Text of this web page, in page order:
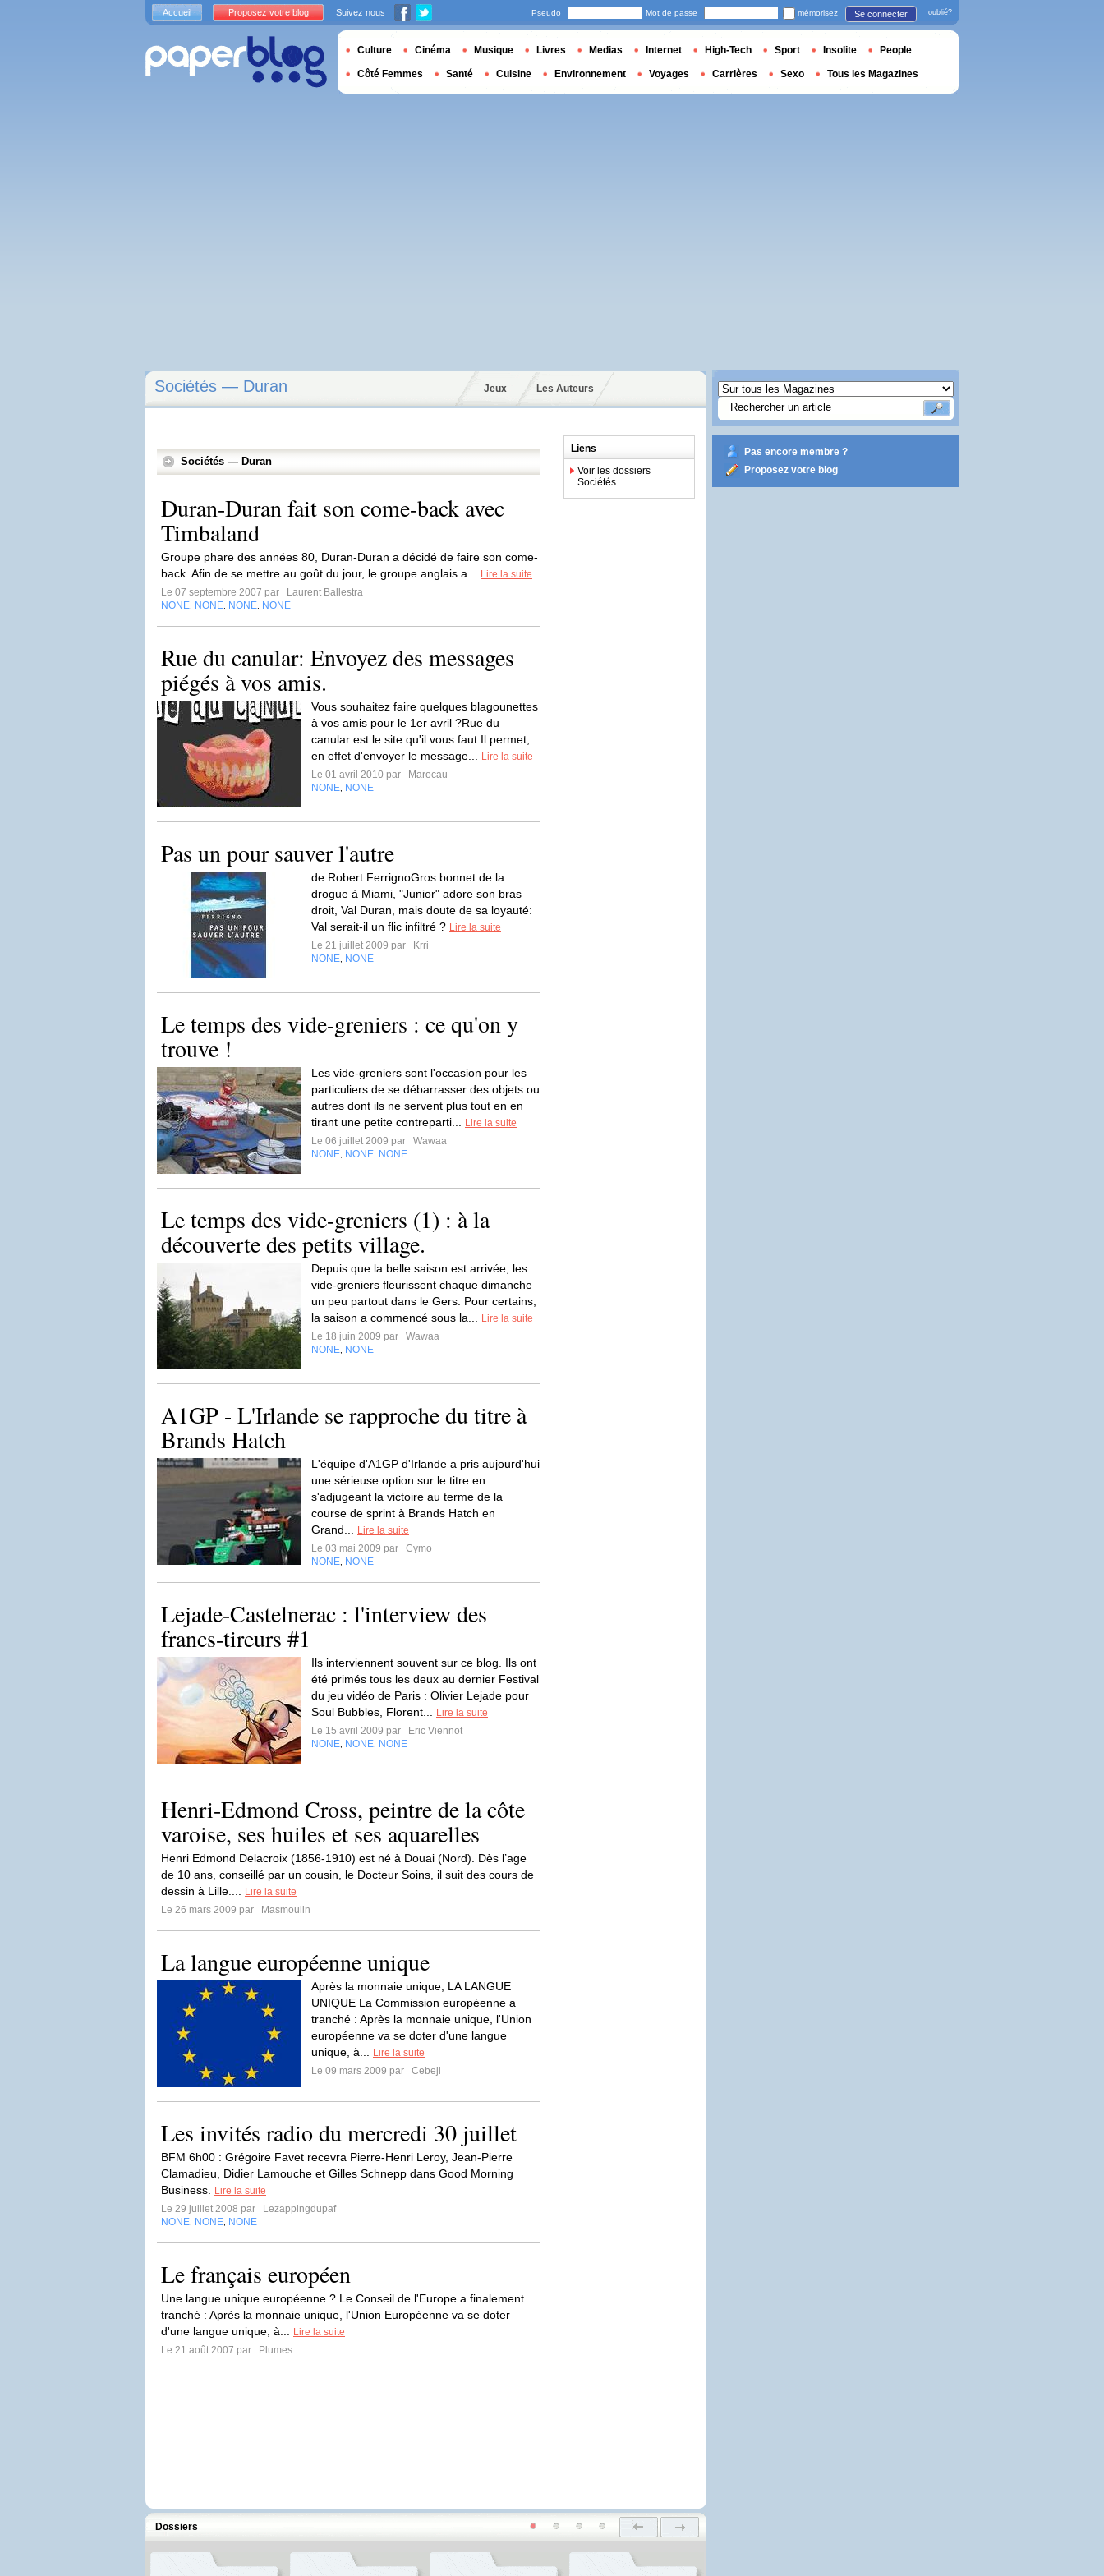
Sociétés — Duran Jeux Les Auteurs
Sociétés — Duran
Duran-Duran fait son come-back avec
Timbaland
Groupe phare des années 80, Duran-Duran a décidé de faire son come-
back. Afin de se mettre au goût du jour, le groupe anglais a...
Lire la suite
Le 07 septembre 2007 par
Laurent Ballestra
NONE NONE NONE NONE
Rue du canular: Envoyez des messages
piégés à vos amis.
Vous souhaitez faire quelques blagounettes
à vos amis pour le 1er avril ?Rue du
canular est le site qu'il vous faut.Il permet,
en effet d'envoyer le message...
Lire la suite
Le 01 avril 2010 par
Marocau
NONE NONE
Pas un pour sauver l'autre
de Robert FerrignoGros bonnet de la
drogue à Miami, "Junior" adore son bras
droit, Val Duran, mais doute de sa loyauté:
Val serait-il un flic infiltré ? Lire la suite
Le 21 juillet 2009 par
Krri
NONE NONE
Le temps des vide-greniers : ce qu'on y
trouve !
Les vide-greniers sont l'occasion pour les
particuliers de se débarrasser des objets ou
autres dont ils ne servent plus tout en en
tirant une petite contreparti...
Lire la suite
Le 06 juillet 2009 par
Wawaa
NONE NONE NONE
Le temps des vide-greniers (1) : à la
découverte des petits village.
Depuis que la belle saison est arrivée, les
vide-greniers fleurissent chaque dimanche
un peu partout dans le Gers. Pour certains,
la saison a commencé sous la...
Lire la suite
Le 18 juin 2009 par
Wawaa
NONE NONE
A1GP - L'Irlande se rapproche du titre à
Brands Hatch
L'équipe d'A1GP d'Irlande a pris aujourd'hui
une sérieuse option sur le titre en
s'adjugeant la victoire au terme de la
course de sprint à Brands Hatch en
Grand...
Lire la suite
Le 03 mai 2009 par
Cymo
NONE NONE
Lejade-Castelnerac : l'interview des
francs-tireurs #1
Ils interviennent souvent sur ce blog. Ils ont
été primés tous les deux au dernier Festival
du jeu vidéo de Paris : Olivier Lejade pour
Soul Bubbles, Florent...
Lire la suite
Le 15 avril 2009 par
Eric Viennot
NONE NONE NONE
Henri-Edmond Cross, peintre de la côte
varoise, ses huiles et ses aquarelles
Henri Edmond Delacroix (1856-1910) est né à Douai (Nord). Dès l’age
de 10 ans, conseillé par un cousin, le Docteur Soins, il suit des cours de
dessin à Lille....
Lire la suite
Le 26 mars 2009 par
Masmoulin
La langue européenne unique
Après la monnaie unique, LA LANGUE
UNIQUE La Commission européenne a
tranché : Après la monnaie unique, l'Union
européenne va se doter d'une langue
unique, à...
Lire la suite
Le 09 mars 2009 par
Cebeji
Les invités radio du mercredi 30 juillet
BFM 6h00 : Grégoire Favet recevra Pierre-Henri Leroy, Jean-Pierre
Clamadieu, Didier Lamouche et Gilles Schnepp dans Good Morning
Business.
Lire la suite
Le 29 juillet 2008 par
Lezappingdupaf
NONE NONE NONE
Le français européen
Une langue unique européenne ? Le Conseil de l'Europe a finalement
tranché : Après la monnaie unique, l'Union Européenne va se doter
d'une langue unique, à...
Lire la suite
Le 21 août 2007 par
Plumes
Liens
Voir les dossiers
Sociétés
Dossiers
Pas encore membre ?
Proposez votre blog
Accueil Proposez votre blog Suivez nous Pseudo Mot de passe mémorisez Se connecter oublié?
Culture Cinéma Musique Livres Medias Internet High-Tech Sport Insolite People
Côté Femmes Santé Cuisine Environnement Voyages Carrières Sexo Tous les Magazines